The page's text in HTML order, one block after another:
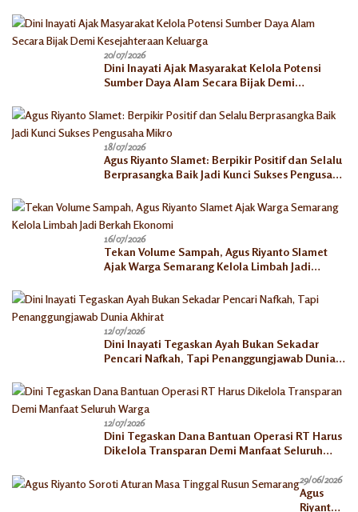
20/07/2026
Dini Inayati Ajak Masyarakat Kelola Potensi
Sumber Daya Alam Secara Bijak Demi
18/07/2026
Agus Riyanto Slamet: Berpikir Positif dan Selalu
Berprasangka Baik Jadi Kunci Sukses Pengusaha
16/07/2026
Tekan Volume Sampah, Agus Riyanto Slamet
Ajak Warga Semarang Kelola Limbah Jadi
12/07/2026
Dini Inayati Tegaskan Ayah Bukan Sekadar
Pencari Nafkah, Tapi Penanggungjawab Dunia
12/07/2026
Dini Tegaskan Dana Bantuan Operasi RT Harus
Dikelola Transparan Demi Manfaat Seluruh
29/06/2026
Agus
Riyanto